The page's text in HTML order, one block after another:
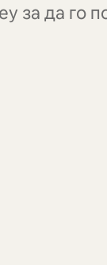
за да го